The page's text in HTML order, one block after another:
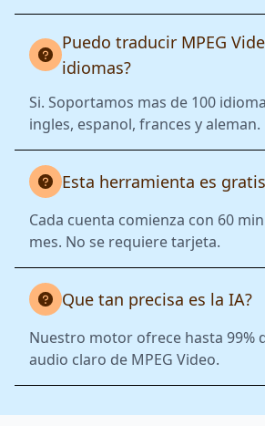
Puedo traducir MPEG
idiomas?
Si. Soportamos mas de 100
ingles, espanol, frances y aleman.
Esta herramienta es
Cada cuenta comienza con 60
mes. No se requiere tarjeta.
Que tan precisa es la IA?
Nuestro motor ofrece hasta 99%
audio claro de MPEG Video.